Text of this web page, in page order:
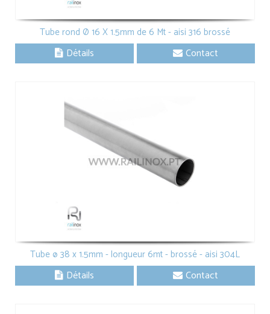
Tube rond Ø 16 X 1.5mm de 6 Mt - aisi 316 brossé
Détails Contact
Tube ø 38 x 1.5mm - longueur 6mt - brossé - aisi 304L
Détails Contact